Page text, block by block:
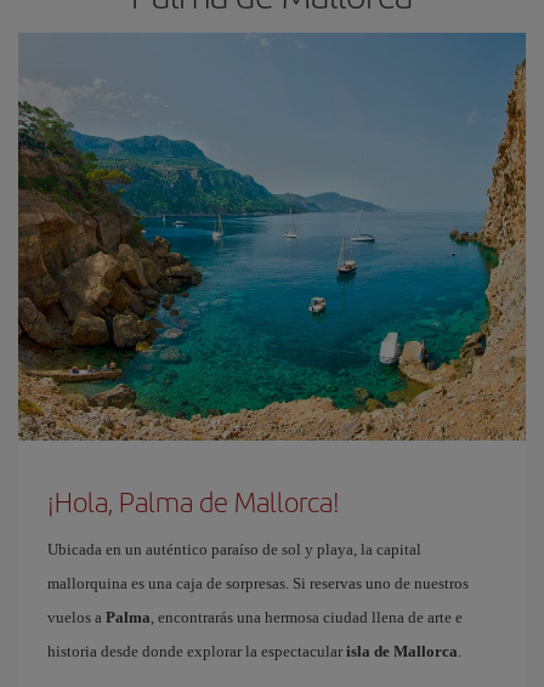
¡Hola, Palma de Mallorca!
Ubicada en un auténtico paraíso de sol y playa, la capital
mallorquina es una caja de sorpresas. Si reservas uno de nuestros
vuelos a Palma, encontrarás una hermosa ciudad llena de arte e
historia desde donde explorar la espectacular isla de Mallorca.